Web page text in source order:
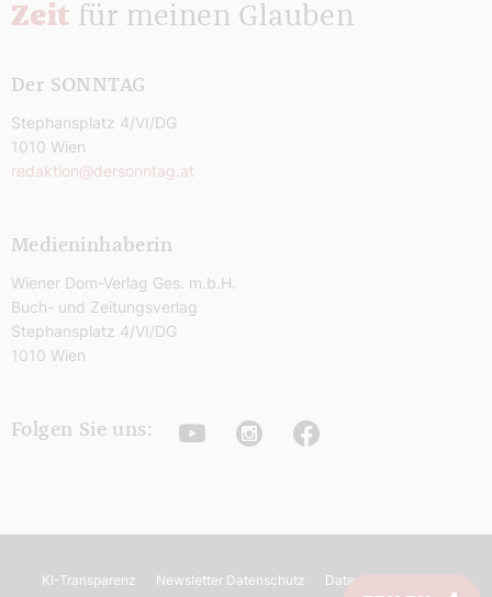
Zeit für meinen Glauben
Der SONNTAG
Stephansplatz 4/VI/DG
1010 Wien
redaktion@dersonntag.at
Medieninhaberin
Wiener Dom-Verlag Ges. m.b.H.
Buch- und Zeitungsverlag
Stephansplatz 4/VI/DG
1010 Wien
Folgen Sie uns: YoutubeInstagramFacebook
KI-Transparenz Newsletter Datenschutz Datenschutz